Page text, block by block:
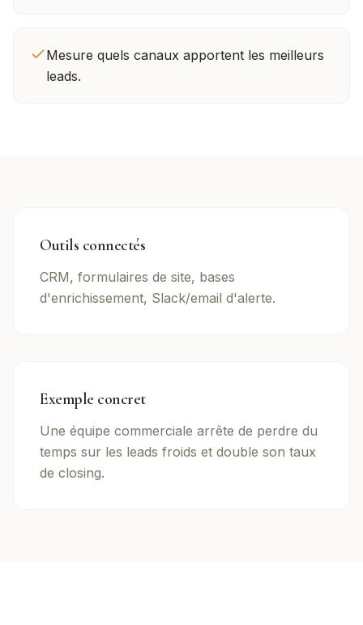
Mesure quels canaux apportent les meilleurs
leads.
Outils connectés
CRM, formulaires de site, bases
d'enrichissement, Slack/email d'alerte.
Exemple concret
Une équipe commerciale arrête de perdre du
temps sur les leads froids et double son taux
de closing.